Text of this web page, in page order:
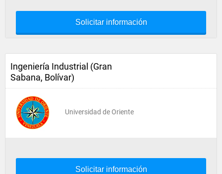
Solicitar información
Ingeniería Industrial (Gran
Sabana, Bolívar)
Universidad de Oriente
Solicitar información